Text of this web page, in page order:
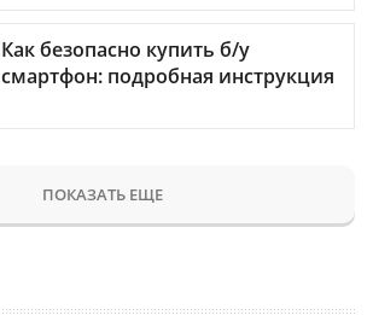
Как безопасно купить б/у
смартфон: подробная инструкция
ПОКАЗАТЬ ЕЩЕ